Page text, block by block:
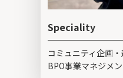
Speciality
コミュニティ企画・
BPO事業マネジメ